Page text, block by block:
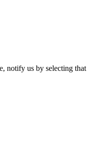
notify us by selecting that